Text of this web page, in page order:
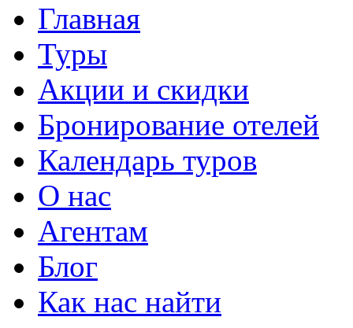
Главная
Туры
Акции и скидки
Бронирование отелей
Календарь туров
О нас
Агентам
Блог
Как нас найти